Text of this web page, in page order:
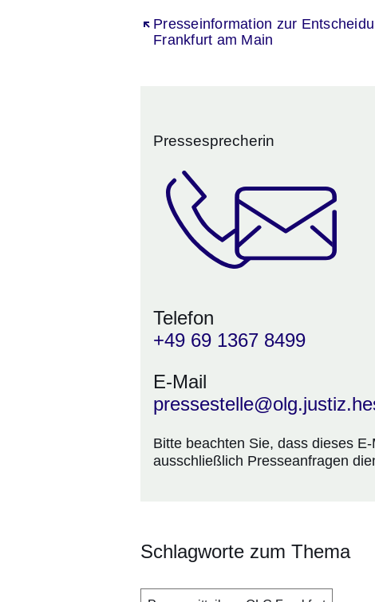
Presseinformation zur
Frankfurt am Main
Öffnet sich in einem neuen Fenster
Pressesprecherin
Telefon
+49 69 1367 8499
E-Mail
Bitte beachten Sie, dass dieses
ausschließlich Presseanfragen
Schlagworte zum Thema